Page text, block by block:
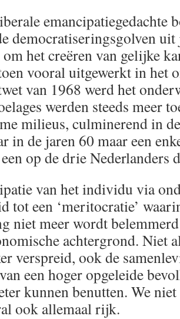
emancipatiegedachte
democratiseringsgolven
het creëren van gelijke
vooral uitgewerkt in het
van 1968 werd het
werden steeds meer
milieus, culminerend in
in de jaren 60 maar een
op de drie Nederlanders
van het individu via
tot een ‘meritocratie’
niet meer wordt
achtergrond. Niet
verspreid, ook de
een hoger opgeleide
kunnen benutten. We
ook allemaal rijk.